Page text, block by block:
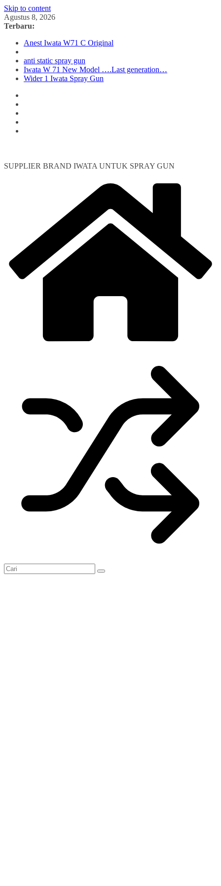
Skip to content
Agustus 8, 2026
Terbaru:
Anest Iwata W71 C Original
anti static spray gun
Iwata W 71 New Model ….Last generation…
Wider 1 Iwata Spray Gun
SUPPLIER BRAND IWATA UNTUK SPRAY GUN